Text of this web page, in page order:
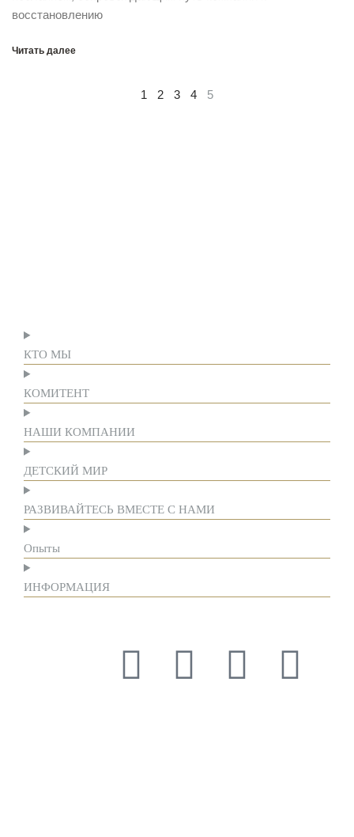
восстановлению
Читать далее
1 2 3 4 5
КТО МЫ
КОМИТЕНТ
НАШИ КОМПАНИИ
ДЕТСКИЙ МИР
РАЗВИВАЙТЕСЬ ВМЕСТЕ С НАМИ
Опыты
ИНФОРМАЦИЯ